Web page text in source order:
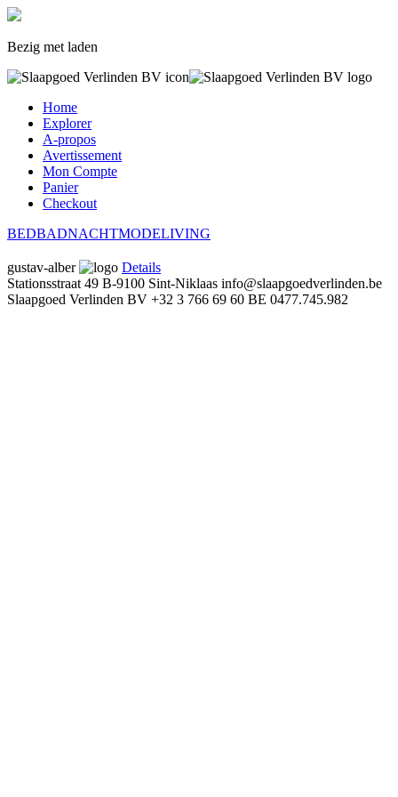
Bezig met laden
Home
Explorer
A-propos
Avertissement
Mon Compte
Panier
Checkout
BEDBADNACHTMODELIVING
gustav-alber
Details
Stationsstraat 49 B-9100 Sint-Niklaas info@slaapgoedverlinden.be
Slaapgoed Verlinden BV +32 3 766 69 60 BE 0477.745.982